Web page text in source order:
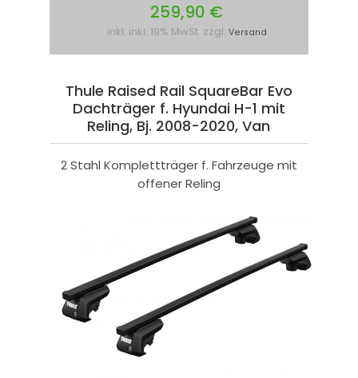
259,90 €
inkl. inkl. 19% MwSt. zzgl. Versand
Thule Raised Rail SquareBar Evo
Dachträger f. Hyundai H-1 mit
Reling, Bj. 2008-2020, Van
2 Stahl Komplettträger f. Fahrzeuge mit
offener Reling